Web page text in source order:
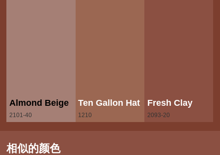
Almond Beige
2101-40
Ten Gallon Hat
1210
Fresh Clay
2093-20
相似的颜色